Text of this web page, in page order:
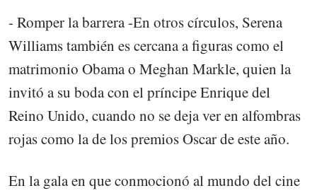
- Romper la barrera -En otros círculos, Serena
Williams también es cercana a figuras como el
matrimonio Obama o Meghan Markle, quien la
invitó a su boda con el príncipe Enrique del
Reino Unido, cuando no se deja ver en alfombras
rojas como la de los premios Oscar de este año.
En la gala en que conmocionó al mundo del cine